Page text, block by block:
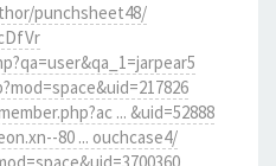
punchsheet48/
... &uid=52888
80 ... ouchcase4/